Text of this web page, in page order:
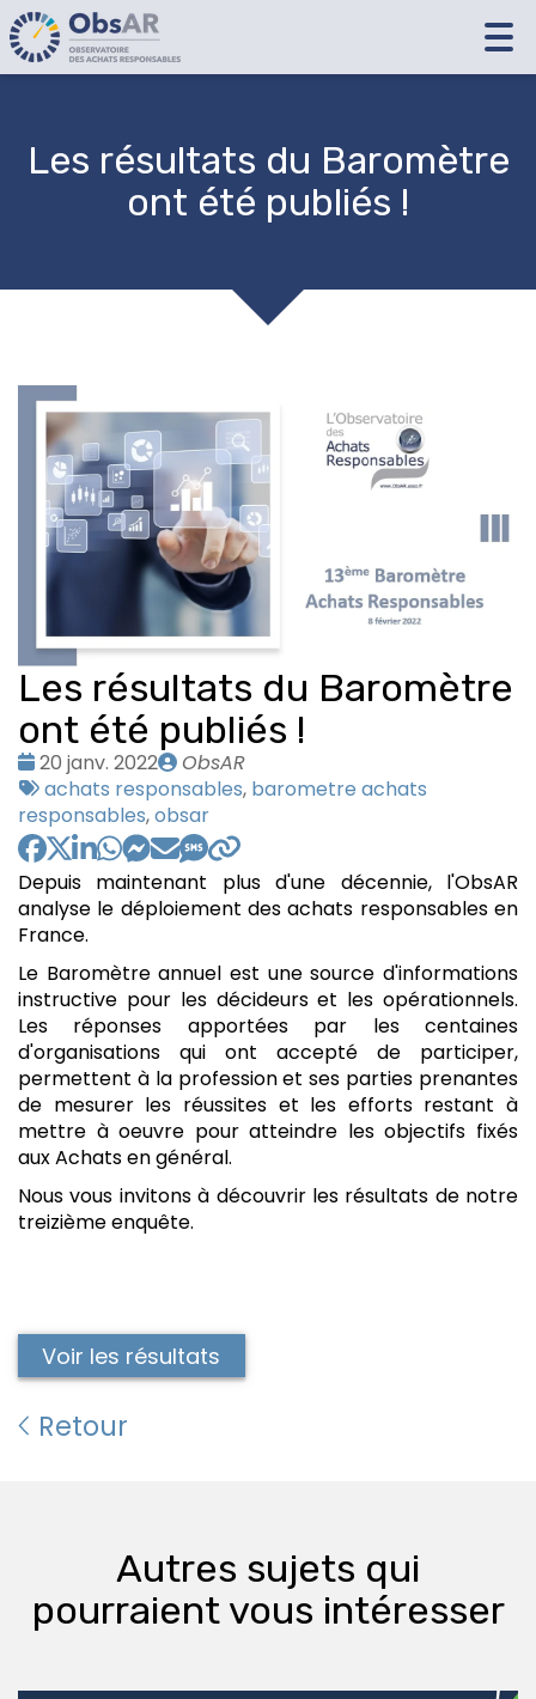
Les résultats du Baromètre
ont été publiés !
Les résultats du Baromètre
ont été publiés !
Date
:
20 janv. 2022
Publié
par
ObsAR
Tags
:
achats responsables, barometre achats
responsables,obsar
Depuis maintenant plus d'une décennie, l'ObsAR
analyse le déploiement des achats responsables en
France.
Le Baromètre annuel est une source d'informations
instructive pour les décideurs et les opérationnels.
Les réponses apportées par les centaines
d'organisations qui ont accepté de participer,
permettent à la profession et ses parties prenantes
de mesurer les réussites et les efforts restant à
mettre à oeuvre pour atteindre les objectifs fixés
aux Achats en général.
Nous vous invitons à découvrir les résultats de notre
treizième enquête.
Voir les résultats
Retour
Autres sujets qui
pourraient vous intéresser